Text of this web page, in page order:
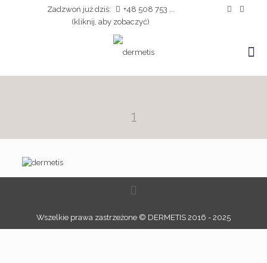
Zadzwoń już dziś:
+48 508 753 ...
(kliknij, aby zobaczyć)
1
Wszelkie prawa zastrzeżone © DERMETIS 2016 - 2025